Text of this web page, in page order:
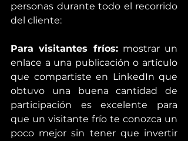
personas durante todo el recorrido
del cliente:
Para visitantes fríos: mostrar un
enlace a una publicación o artículo
que compartiste en LinkedIn que
obtuvo una buena cantidad de
participación es excelente para
que un visitante frío te conozca un
poco mejor sin tener que invertir